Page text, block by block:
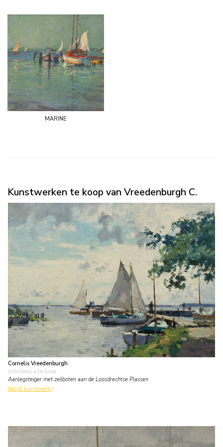
marine
Kunstwerken te koop van Vreedenburgh C.
Cornelis Vreedenburgh
schilderij • te koop
Aanlegsteiger met zeilboten aan de Loosdrechtse Plassen
bekijk kunstwerk